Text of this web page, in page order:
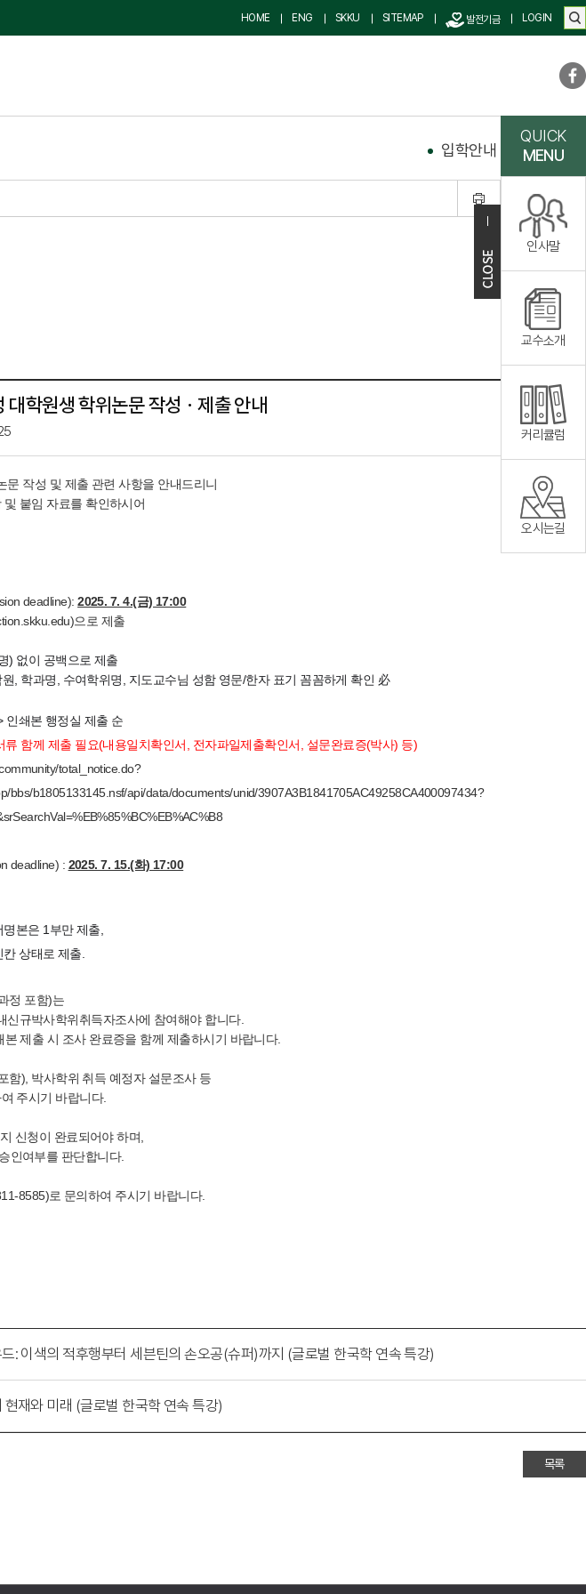
HOME ENG SKKU SITEMAP 발전기금 LOGIN
입학안내 학사안내
QUICK
MENU
인사말
교수소개
커리큘럼
오시는길
학원생 학위논문 작성ㆍ제출 안내
작성 및 제출 관련 사항을 안내드리니
붙임 자료를 확인하시어
deadline):2025. 7. 4.(금) 17:00
)으로 제출
) 없이 공백으로 제출
, 학과명, 수여학위명, 지도교수님 성함 영문/한자 표기 꼼꼼하게 확인 必
인쇄본 행정실 제출 순
함께 제출 필요(내용일치확인서, 전자파일제출확인서, 설문완료증(박사) 등)
total_notice.do?
bbs/b1805133145.nsf/api/data/documents/unid/3907A3B1841705AC49258CA400097434?
deadline) : 2025. 7. 15.(화) 17:00
본은 1부만 제출,
상태로 제출.
정 포함)는
규박사학위취득자조사에 참여해야 합니다.
제출 시 조사 완료증을 함께 제출하시기 바랍니다.
함), 박사학위 취득 예정자 설문조사 등
주시기 바랍니다.
신청이 완료되어야 하며,
인여부를 판단합니다.
8585)로 문의하여 주시기 바랍니다.
: 이색의 적후행부터 세븐틴의 손오공(슈퍼)까지 (글로벌 한국학 연속 특강)
재와 미래 (글로벌 한국학 연속 특강)
목록